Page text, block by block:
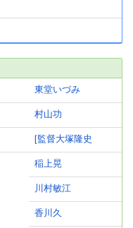
東堂いづみ
村山功
[監督大塚隆史
稲上晃
川村敏江
香川久